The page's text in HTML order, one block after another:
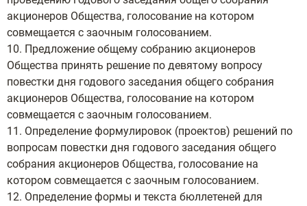
акционеров Общества, голосование на котором
совмещается с заочным голосованием.
10. Предложение общему собранию акционеров
Общества принять решение по девятому вопросу
повестки дня годового заседания общего собрания
акционеров Общества, голосование на котором
совмещается с заочным голосованием.
11. Определение формулировок (проектов) решений по
вопросам повестки дня годового заседания общего
собрания акционеров Общества, голосование на
котором совмещается с заочным голосованием.
12. Определение формы и текста бюллетеней для